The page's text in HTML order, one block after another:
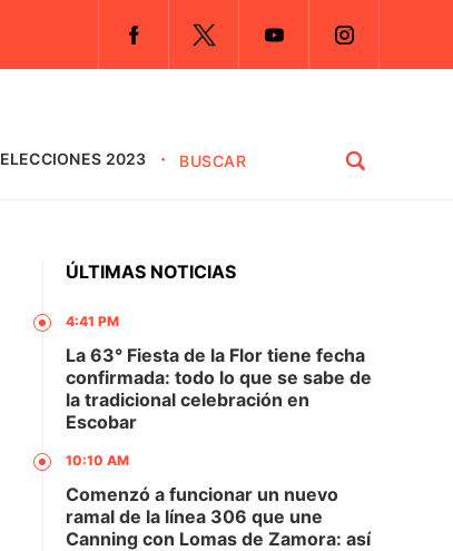
ELECCIONES 2023
ÚLTIMAS NOTICIAS
4:41 PM
La 63° Fiesta de la Flor tiene fecha
confirmada: todo lo que se sabe de
la tradicional celebración en
Escobar
10:10 AM
Comenzó a funcionar un nuevo
ramal de la línea 306 que une
Canning con Lomas de Zamora: así